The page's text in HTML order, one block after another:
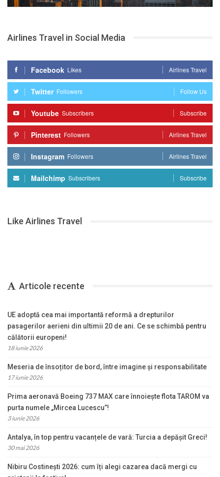
Airlines Travel in Social Media
Facebook Likes Airlines Travel
Twitter Followers Follow Us
Youtube Subscribers Subscribe
Pinterest Followers Airlines Travel
Instagram Followers Airlines Travel
Mailchimp Subscribers Subscribe
Like Airlines Travel
Articole recente
UE adoptă cea mai importantă reformă a drepturilor
pasagerilor aerieni din ultimii 20 de ani. Ce se schimbă pentru
călătorii europeni!
18 iunie 2026
Meseria de însoțitor de bord, între imagine și responsabilitate
17 iunie 2026
Prima aeronavă Boeing 737 MAX care înnoiește flota TAROM va
purta numele „Mircea Lucescu”!
3 iunie 2026
Antalya, în top pentru vacanțele de vară: Turcia a depășit Greci!
30 mai 2026
Nibiru Costinești 2026: cum îți alegi cazarea dacă mergi cu